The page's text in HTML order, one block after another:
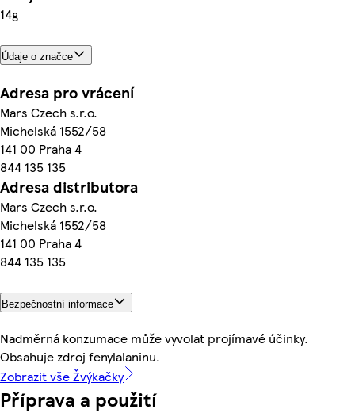
14g
Údaje o značce
Adresa pro vrácení
Mars Czech s.r.o.
Michelská 1552/58
141 00 Praha 4
844 135 135
Adresa distributora
Mars Czech s.r.o.
Michelská 1552/58
141 00 Praha 4
844 135 135
Bezpečnostní informace
Nadměrná konzumace může vyvolat projímavé účinky.
Obsahuje zdroj fenylalaninu.
Zobrazit vše Žvýkačky
Příprava a použití